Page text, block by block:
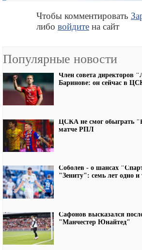
Чтобы комментировать
либо войдите на сайт
Популярные новости
Член совета директоров
Баринове: он сейчас в
ЦСКА не смог обыграть
матче РПЛ
Соболев - о шансах
"Зениту": семь лет одно и
Сафонов высказался
"Манчестер Юнайтед"